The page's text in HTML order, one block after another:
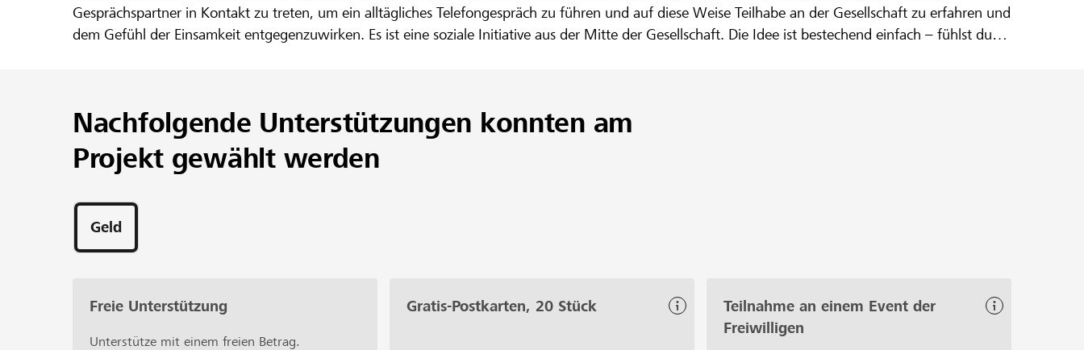
Gesprächspartner in Kontakt zu treten, um ein alltägliches Telefongespräch zu führen und auf diese Weise Teilhabe an der Gesellschaft zu erfahren und
dem Gefühl der Einsamkeit entgegenzuwirken. Es ist eine soziale Initiative aus der Mitte der Gesellschaft. Die Idee ist bestechend einfach – fühlst du
www.meinohrfuerdich.
Nachfolgende Unterstützungen konnten am
Projekt gewählt werden
Geld
Freie Unterstützung
Unterstütze mit einem freien Betrag.
Gratis-Postkarten, 20 Stück
Teilnahme an einem Event der
Freiwilligen